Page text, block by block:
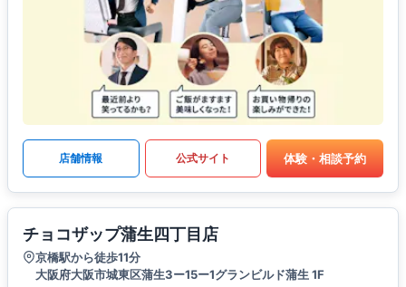
店舗情報 公式サイト 体験・相談予約
チョコザップ蒲生四丁目店
京橋駅から徒歩11分
大阪府大阪市城東区蒲生3ー15ー1グランビルド蒲生 1F